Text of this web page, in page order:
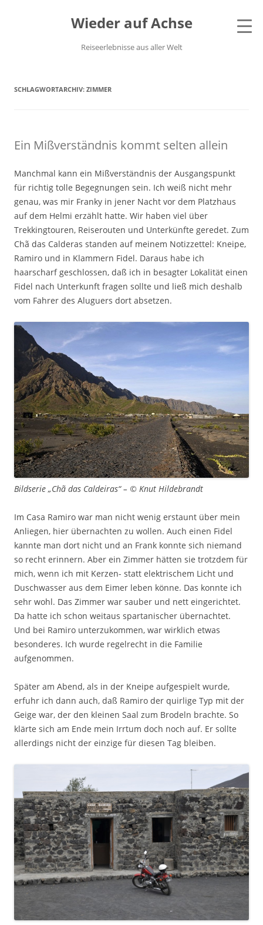
Wieder auf Achse
Reiseerlebnisse aus aller Welt
SCHLAGWORTARCHIV: ZIMMER
Ein Mißverständnis kommt selten allein
Manchmal kann ein Mißverständnis der Ausgangspunkt
für richtig tolle Begegnungen sein. Ich weiß nicht mehr
genau, was mir Franky in jener Nacht vor dem Platzhaus
auf dem Helmi erzählt hatte. Wir haben viel über
Trekkingtouren, Reiserouten und Unterkünfte geredet. Zum
Chã das Calderas standen auf meinem Notizzettel: Kneipe,
Ramiro und in Klammern Fidel. Daraus habe ich
haarscharf geschlossen, daß ich in besagter Lokalität einen
Fidel nach Unterkunft fragen sollte und ließ mich deshalb
vom Fahrer des Aluguers dort absetzen.
Bildserie „Chã das Caldeiras“ – © Knut Hildebrandt
Im Casa Ramiro war man nicht wenig erstaunt über mein
Anliegen, hier übernachten zu wollen. Auch einen Fidel
kannte man dort nicht und an Frank konnte sich niemand
so recht erinnern. Aber ein Zimmer hätten sie trotzdem für
mich, wenn ich mit Kerzen- statt elektrischem Licht und
Duschwasser aus dem Eimer leben könne. Das konnte ich
sehr wohl. Das Zimmer war sauber und nett eingerichtet.
Da hatte ich schon weitaus spartanischer übernachtet.
Und bei Ramiro unterzukommen, war wirklich etwas
besonderes. Ich wurde regelrecht in die Familie
aufgenommen.
Später am Abend, als in der Kneipe aufgespielt wurde,
erfuhr ich dann auch, daß Ramiro der quirlige Typ mit der
Geige war, der den kleinen Saal zum Brodeln brachte. So
klärte sich am Ende mein Irrtum doch noch auf. Er sollte
allerdings nicht der einzige für diesen Tag bleiben.